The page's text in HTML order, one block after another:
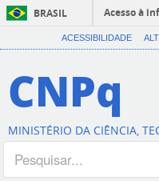
BRASIL
Acesso à
ACESSIBILIDADE
CNPq
MINISTÉRIO DA CIÊNCIA,